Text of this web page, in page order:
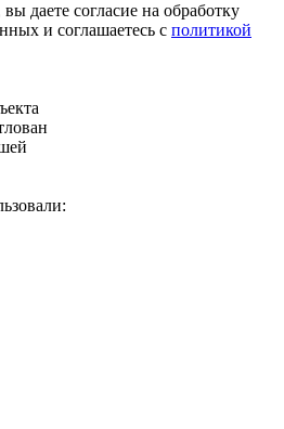
даете согласие на обработку
и соглашаетесь с политикой